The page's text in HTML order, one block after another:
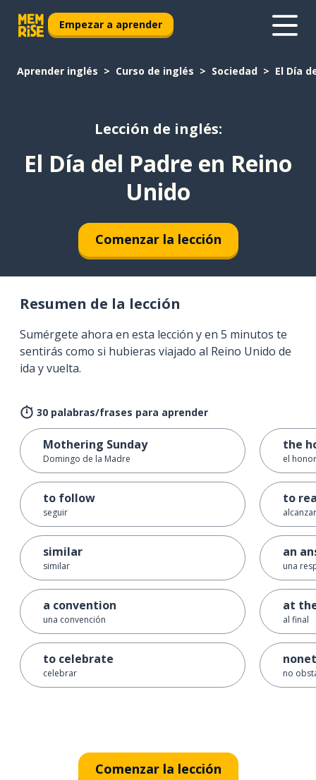
Empezar a aprender
Aprender inglés Curso de inglés Sociedad El Día
Lección de inglés:
El Día del Padre en Reino
Unido
Comenzar la lección
Resumen de la lección
Sumérgete ahora en esta lección y en 5 minutos te
sentirás como si hubieras viajado al Reino Unido de
ida y vuelta.
30 palabras/frases para aprender
Mothering Sunday
Domingo de la Madre
to follow
seguir
similar
similar
a convention
una convención
to celebrate
celebrar
the
el honor
to
alcanzar
an
una
at
al final
no
Comenzar la lección